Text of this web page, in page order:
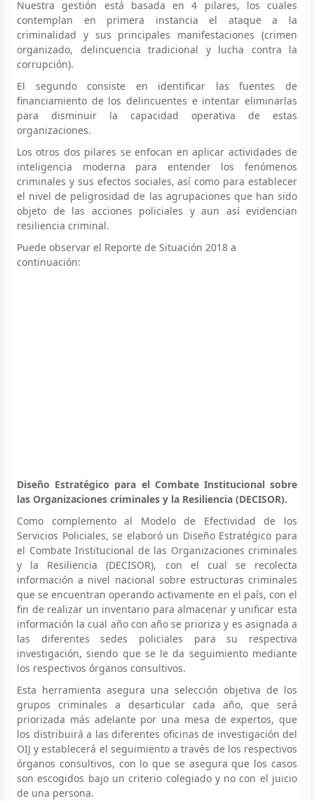
Nuestra gestión está basada en 4 pilares, los cuales
contemplan en primera instancia el ataque a la
criminalidad y sus principales manifestaciones (crimen
organizado, delincuencia tradicional y lucha contra la
corrupción).
El segundo consiste en identificar las fuentes de
financiamiento de los delincuentes e intentar eliminarlas
para disminuir la capacidad operativa de estas
organizaciones.
Los otros dos pilares se enfocan en aplicar actividades de
inteligencia moderna para entender los fenómenos
criminales y sus efectos sociales, así como para establecer
el nivel de peligrosidad de las agrupaciones que han sido
objeto de las acciones policiales y aun así evidencian
resiliencia criminal.
Puede observar el Reporte de Situación 2018 a
continuación:
Diseño Estratégico para el Combate Institucional sobre
las Organizaciones criminales y la Resiliencia (DECISOR).
Como complemento al Modelo de Efectividad de los
Servicios Policiales, se elaboró un Diseño Estratégico para
el Combate Institucional de las Organizaciones criminales
y la Resiliencia (DECISOR), con el cual se recolecta
información a nivel nacional sobre estructuras criminales
que se encuentran operando activamente en el país, con el
fin de realizar un inventario para almacenar y unificar esta
información la cual año con año se prioriza y es asignada a
las diferentes sedes policiales para su respectiva
investigación, siendo que se le da seguimiento mediante
los respectivos órganos consultivos.
Esta herramienta asegura una selección objetiva de los
grupos criminales a desarticular cada año, que será
priorizada más adelante por una mesa de expertos, que
los distribuirá a las diferentes oficinas de investigación del
OIJ y establecerá el seguimiento a través de los respectivos
órganos consultivos, con lo que se asegura que los casos
son escogidos bajo un criterio colegiado y no con el juicio
de una persona.